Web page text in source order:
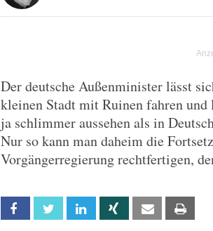
Der deutsche Außenminister lässt
kleinen Stadt mit Ruinen fahren
ja schlimmer aussehen als in
Nur so kann man daheim die
Vorgängerregierung rechtfertigen,
Facebook Twitter Linkedin Xing Email